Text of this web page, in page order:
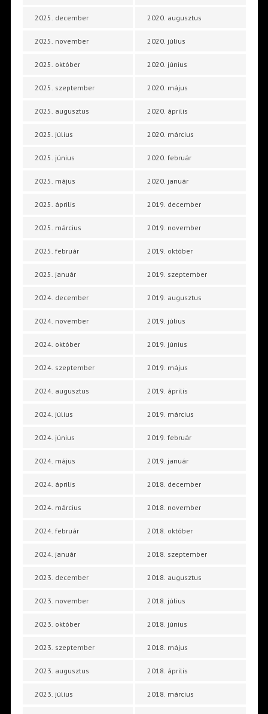
2025. december
2025. november
2025. október
2025. szeptember
2025. augusztus
2025. július
2025. június
2025. május
2025. április
2025. március
2025. február
2025. január
2024. december
2024. november
2024. október
2024. szeptember
2024. augusztus
2024. július
2024. június
2024. május
2024. április
2024. március
2024. február
2024. január
2023. december
2023. november
2023. október
2023. szeptember
2023. augusztus
2023. július
2020. augusztus
2020. július
2020. június
2020. május
2020. április
2020. március
2020. február
2020. január
2019. december
2019. november
2019. október
2019. szeptember
2019. augusztus
2019. július
2019. június
2019. május
2019. április
2019. március
2019. február
2019. január
2018. december
2018. november
2018. október
2018. szeptember
2018. augusztus
2018. július
2018. június
2018. május
2018. április
2018. március